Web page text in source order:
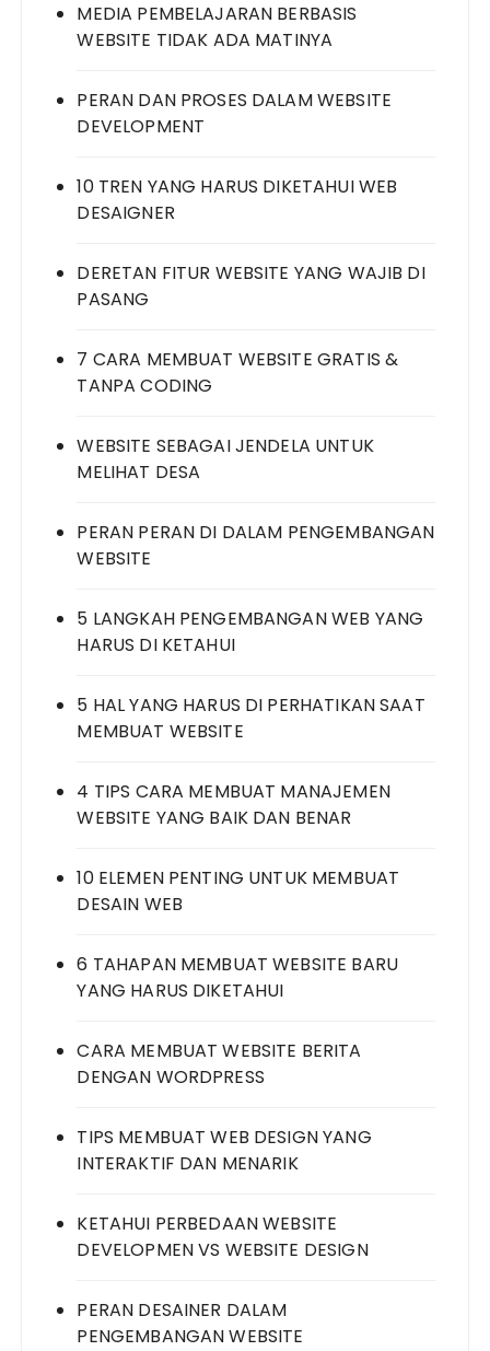
MEDIA PEMBELAJARAN BERBASIS
WEBSITE TIDAK ADA MATINYA
PERAN DAN PROSES DALAM WEBSITE
DEVELOPMENT
10 TREN YANG HARUS DIKETAHUI WEB
DESAIGNER
DERETAN FITUR WEBSITE YANG WAJIB DI
PASANG
7 CARA MEMBUAT WEBSITE GRATIS &
TANPA CODING
WEBSITE SEBAGAI JENDELA UNTUK
MELIHAT DESA
PERAN PERAN DI DALAM PENGEMBANGAN
WEBSITE
5 LANGKAH PENGEMBANGAN WEB YANG
HARUS DI KETAHUI
5 HAL YANG HARUS DI PERHATIKAN SAAT
MEMBUAT WEBSITE
4 TIPS CARA MEMBUAT MANAJEMEN
WEBSITE YANG BAIK DAN BENAR
10 ELEMEN PENTING UNTUK MEMBUAT
DESAIN WEB
6 TAHAPAN MEMBUAT WEBSITE BARU
YANG HARUS DIKETAHUI
CARA MEMBUAT WEBSITE BERITA
DENGAN WORDPRESS
TIPS MEMBUAT WEB DESIGN YANG
INTERAKTIF DAN MENARIK
KETAHUI PERBEDAAN WEBSITE
DEVELOPMEN VS WEBSITE DESIGN
PERAN DESAINER DALAM
PENGEMBANGAN WEBSITE